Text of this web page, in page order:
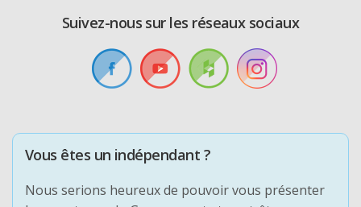
Suivez-nous sur les réseaux sociaux
Vous êtes un indépendant ?
Nous serions heureux de pouvoir vous présenter